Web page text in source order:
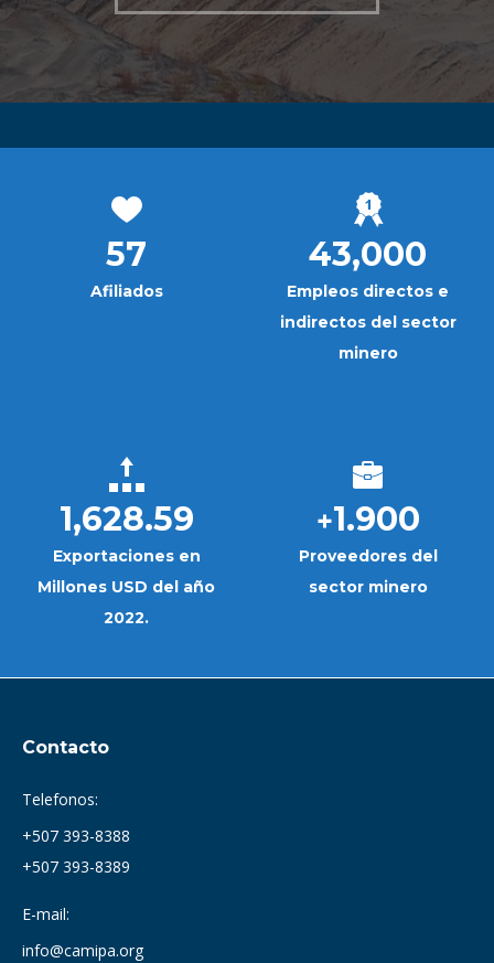
57
Afiliados
43,000
Empleos directos e
indirectos del sector
minero
1,628.59
Exportaciones en
Millones USD del año
2022.
+1.900
Proveedores del
sector minero
Contacto
Telefonos:
+507 393-8388
+507 393-8389
E-mail:
info@camipa.org